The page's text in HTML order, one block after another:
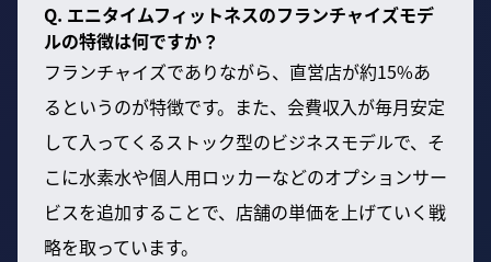
Q. エニタイムフィットネスのフランチャイズモデ
ルの特徴は何ですか？
フランチャイズでありながら、直営店が約15%あ
るというのが特徴です。また、会費収入が毎月安定
して入ってくるストック型のビジネスモデルで、そ
こに水素水や個人用ロッカーなどのオプションサー
ビスを追加することで、店舗の単価を上げていく戦
略を取っています。